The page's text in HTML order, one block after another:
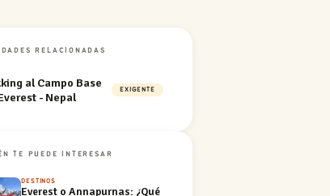
RELACIONADAS
al Campo Base
- Nepal
EXIGENTE
TE PUEDE INTERESAR
DESTINOS
Everest o Annapurnas: ¿Qué